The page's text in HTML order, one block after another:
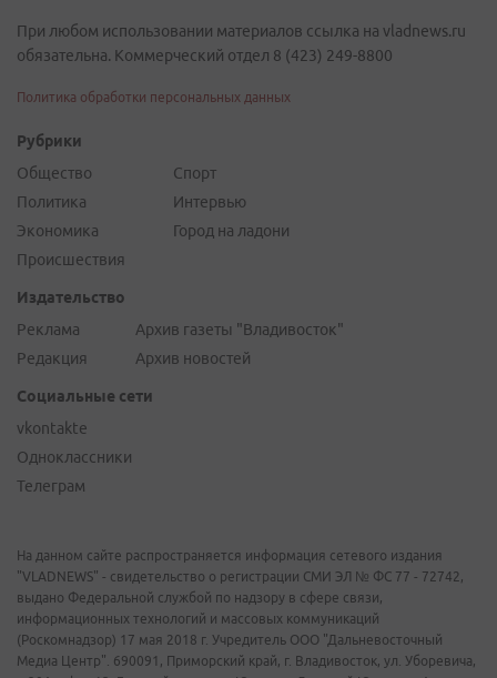
При любом использовании материалов ссылка на vladnews.ru
обязательна. Коммерческий отдел 8 (423) 249-8800
Политика обработки персональных данных
Рубрики
Общество
Политика
Экономика
Происшествия
Спорт
Интервью
Город на ладони
Издательство
Реклама
Редакция
Архив газеты "Владивосток"
Архив новостей
Социальные сети
vkontakte
Одноклассники
Телеграм
На данном сайте распространяется информация сетевого издания
"VLADNEWS" - свидетельство о регистрации СМИ ЭЛ № ФС 77 - 72742,
выдано Федеральной службой по надзору в сфере связи,
информационных технологий и массовых коммуникаций
(Роскомнадзор) 17 мая 2018 г. Учредитель ООО "Дальневосточный
Медиа Центр". 690091, Приморский край, г. Владивосток, ул. Уборевича,